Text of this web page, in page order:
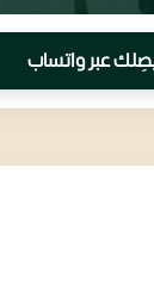
عبر واتساب